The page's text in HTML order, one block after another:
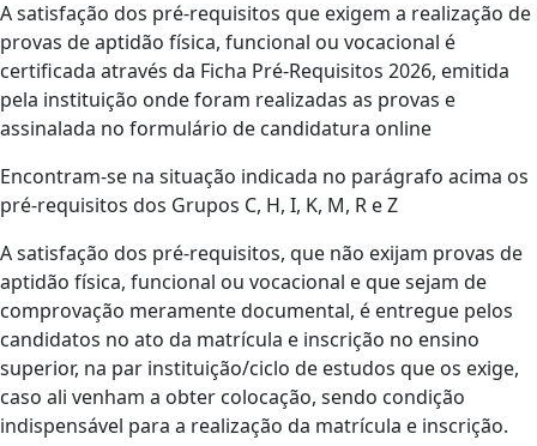
A satisfação dos pré-requisitos que exigem a realização de
provas de aptidão física, funcional ou vocacional é
certificada através da Ficha Pré-Requisitos 2026, emitida
pela instituição onde foram realizadas as provas e
assinalada no formulário de candidatura online
Encontram-se na situação indicada no parágrafo acima os
pré-requisitos dos Grupos C, H, I, K, M, R e Z
A satisfação dos pré-requisitos, que não exijam provas de
aptidão física, funcional ou vocacional e que sejam de
comprovação meramente documental, é entregue pelos
candidatos no ato da matrícula e inscrição no ensino
superior, na par instituição/ciclo de estudos que os exige,
caso ali venham a obter colocação, sendo condição
indispensável para a realização da matrícula e inscrição.